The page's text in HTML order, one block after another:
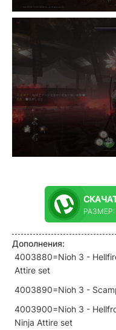
РАЗМЕР:
Дополнения:
4003880=Nioh 3 -
Attire set
4003890=Nioh 3 -
4003900=Nioh 3 -
Ninja Attire set